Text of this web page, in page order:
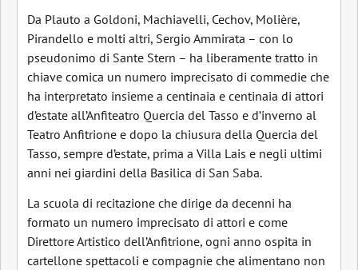
Da Plauto a Goldoni, Machiavelli, Cechov, Molière,
Pirandello e molti altri, Sergio Ammirata – con lo
pseudonimo di Sante Stern – ha liberamente tratto in
chiave comica un numero imprecisato di commedie che
ha interpretato insieme a centinaia e centinaia di attori
d’estate all’Anfiteatro Quercia del Tasso e d’inverno al
Teatro Anfitrione e dopo la chiusura della Quercia del
Tasso, sempre d’estate, prima a Villa Lais e negli ultimi
anni nei giardini della Basilica di San Saba.
La scuola di recitazione che dirige da decenni ha
formato un numero imprecisato di attori e come
Direttore Artistico dell’Anfitrione, ogni anno ospita in
cartellone spettacoli e compagnie che alimentano non